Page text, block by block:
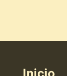
Inicio